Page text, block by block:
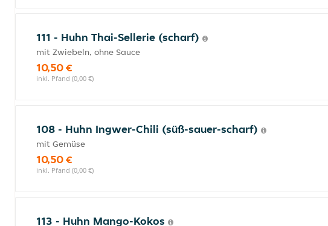
111 - Huhn Thai-Sellerie (scharf)
mit Zwiebeln, ohne Sauce
10,50 €
inkl. Pfand (0,00 €)
108 - Huhn Ingwer-Chili (süß-sauer-scharf)
mit Gemüse
10,50 €
inkl. Pfand (0,00 €)
113 - Huhn Mango-Kokos